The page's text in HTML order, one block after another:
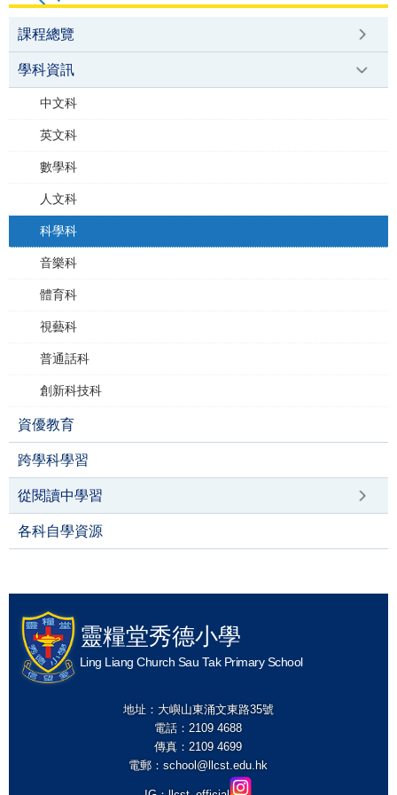
課程總覽
學科資訊
中文科
英文科
數學科
人文科
科學科
音樂科
體育科
視藝科
普通話科
創新科技科
資優教育
跨學科學習
從閱讀中學習
各科自學資源
靈糧堂秀德小學
Ling Liang Church Sau Tak Primary School
地址：大嶼山東涌文東路35號
電話：2109 4688
傳真：2109 4699
電郵：school@llcst.edu.hk